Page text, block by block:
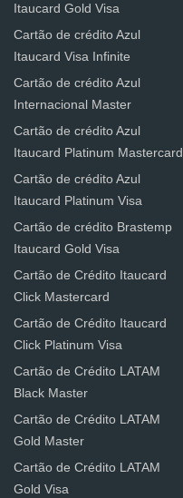
Itaucard Gold Visa
Cartão de crédito Azul
Itaucard Visa Infinite
Cartão de crédito Azul
Internacional Master
Cartão de crédito Azul
Itaucard Platinum Mastercard
Cartão de crédito Azul
Itaucard Platinum Visa
Cartão de crédito Brastemp
Itaucard Gold Visa
Cartão de Crédito Itaucard
Click Mastercard
Cartão de Crédito Itaucard
Click Platinum Visa
Cartão de Crédito LATAM
Black Master
Cartão de Crédito LATAM
Gold Master
Cartão de Crédito LATAM
Gold Visa